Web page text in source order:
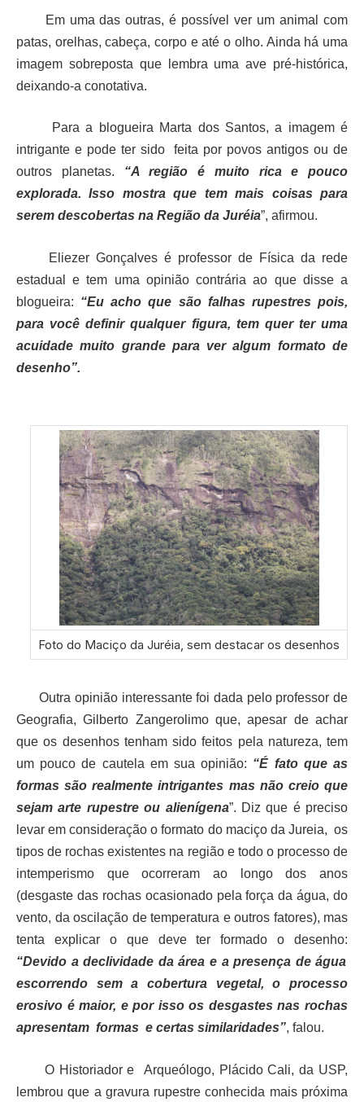
Em uma das outras, é possível ver um animal com
patas, orelhas, cabeça, corpo e até o olho. Ainda há uma
imagem sobreposta que lembra uma ave pré-histórica,
deixando-a conotativa.
Para a blogueira Marta dos Santos, a imagem é
intrigante e pode ter sido feita por povos antigos ou de
outros planetas. “A região é muito rica e pouco
explorada. Isso mostra que tem mais coisas para
serem descobertas na Região da Juréia”, afirmou.
Eliezer Gonçalves é professor de Física da rede
estadual e tem uma opinião contrária ao que disse a
blogueira: “Eu acho que são falhas rupestres pois,
para você definir qualquer figura, tem quer ter uma
acuidade muito grande para ver algum formato de
desenho”.
Foto do Maciço da Juréia, sem destacar os desenhos
Outra opinião interessante foi dada pelo professor de
Geografia, Gilberto Zangerolimo que, apesar de achar
que os desenhos tenham sido feitos pela natureza, tem
um pouco de cautela em sua opinião: “É fato que as
formas são realmente intrigantes mas não creio que
sejam arte rupestre ou alienígena”. Diz que é preciso
levar em consideração o formato do maciço da Jureia, os
tipos de rochas existentes na região e todo o processo de
intemperismo que ocorreram ao longo dos anos
(desgaste das rochas ocasionado pela força da água, do
vento, da oscilação de temperatura e outros fatores), mas
tenta explicar o que deve ter formado o desenho:
“Devido a declividade da área e a presença de água
escorrendo sem a cobertura vegetal, o processo
erosivo é maior, e por isso os desgastes nas rochas
apresentam formas e certas similaridades”, falou.
O Historiador e Arqueólogo, Plácido Cali, da USP,
lembrou que a gravura rupestre conhecida mais próxima